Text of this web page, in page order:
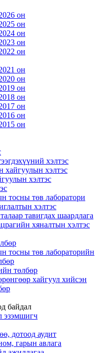
он
он
он
он
он
он
он
он
он
он
он
он
хэлтэс
хэлтэс
хэлтэс
тосны төв лаборатори
хэлтэс
тавигдах шаардлага
хяналтын хэлтэс
тосны төв лабораторийн
төлбөр
хайгуул хийсэн
байдал
эзэмшигч
дотоод аудит
гарын авлага